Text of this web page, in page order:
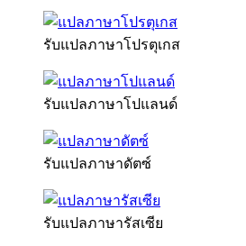
รับแปลภาษาโปรตุเกส
รับแปลภาษาโปแลนด์
รับแปลภาษาดัตซ์
รับแปลภาษารัสเซีย